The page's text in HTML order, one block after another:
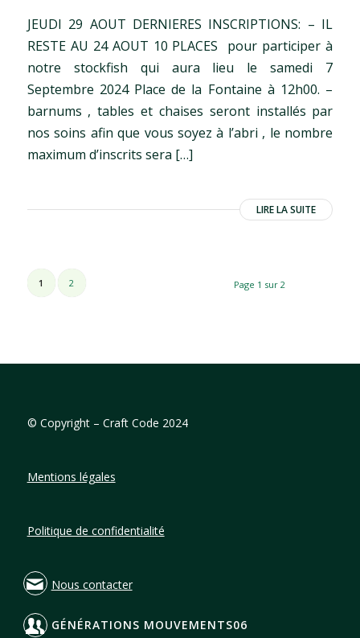
JEUDI 29 AOUT DERNIERES INSCRIPTIONS: – IL
RESTE AU 24 AOUT 10 PLACES pour participer à
notre stockfish qui aura lieu le samedi 7
Septembre 2024 Place de la Fontaine à 12h00. –
barnums , tables et chaises seront installés par
nos soins afin que vous soyez à l’abri , le nombre
maximum d’inscrits sera […]
LIRE LA SUITE
Page 1 sur 2
1 2
© Copyright – Craft Code 2024
Mentions légales
Politique de confidentialité
Nous contacter
GÉNÉRATIONS MOUVEMENTS06